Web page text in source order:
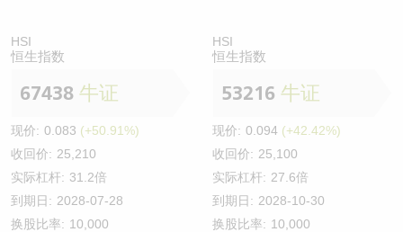
HSI
恒生指数
67438 牛证
现价: 0.083 (+50.91%)
收回价: 25,210
实际杠杆: 31.2倍
到期日: 2028-07-28
换股比率: 10,000
HSI
恒生指数
53216 牛证
现价: 0.094 (+42.42%)
收回价: 25,100
实际杠杆: 27.6倍
到期日: 2028-10-30
换股比率: 10,000